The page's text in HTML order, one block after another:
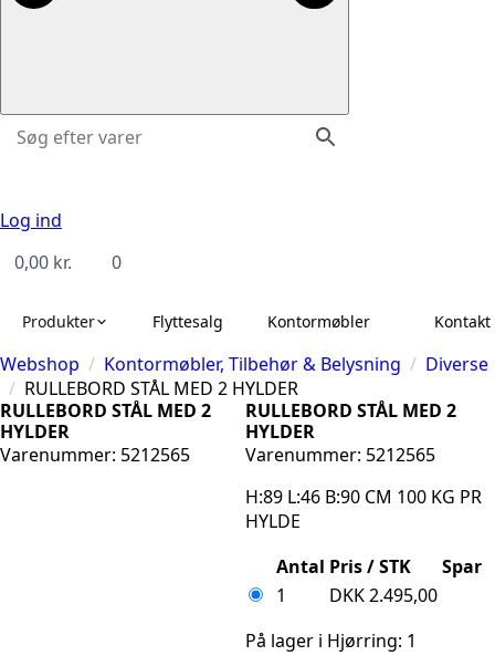
Log ind
0,00 kr. 0
Produkter Flyttesalg Kontormøbler
Webshop Kontormøbler, Tilbehør & Belysning
Diverse
RULLEBORD STÅL MED 2 HYLDER
RULLEBORD STÅL MED 2
HYLDER
Varenummer: 5212565
RULLEBORD STÅL MED 2
HYLDER
Varenummer: 5212565
H:89 L:46 B:90 CM 100 KG PR
HYLDE
Antal Pris / STK
Spar
1
DKK2.495,00
På lager i Hjørring: 1